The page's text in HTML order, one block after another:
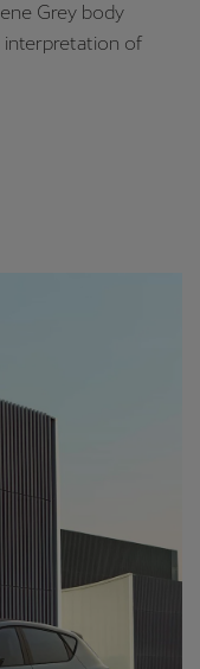
Grey body
interpretation of